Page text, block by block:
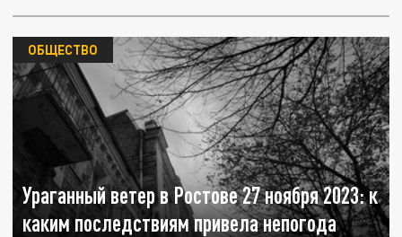
Ураганный ветер в Ростове 27 ноября 2023: к
каким последствиям привела непогода
ОБЩЕСТВО